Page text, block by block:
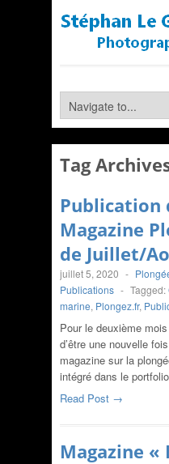
Tag
Publication
Magazine
de Juillet/
juillet 5, 2020 -
Publications - Tagged:
marine, Plongez.fr,
Pour le deuxième
d’être une nouvelle
magazine sur la
intégré dans le
Read Post →
Magazine «